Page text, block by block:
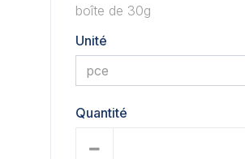
boîte de 30g
Unité
Quantité